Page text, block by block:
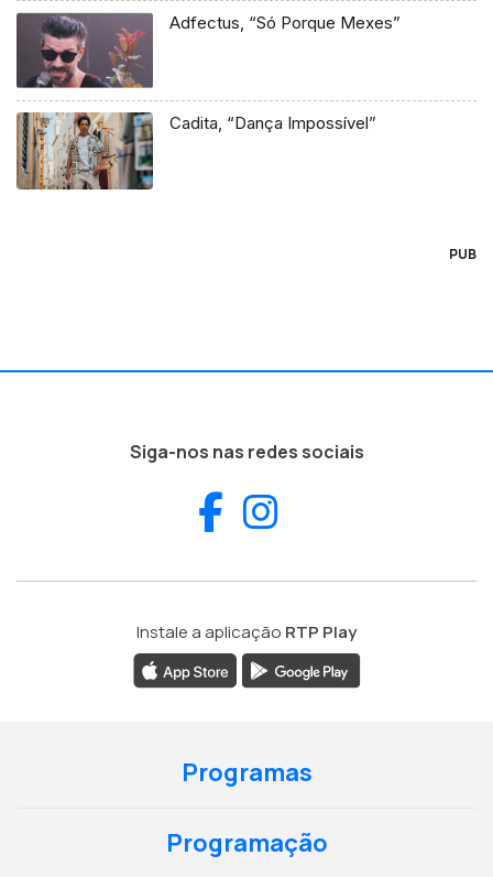
Adfectus, “Só Porque Mexes”
Cadita, “Dança Impossível”
PUB
Siga-nos nas redes sociais
Facebook
Instale a aplicação RTP Play
Programas
Programação